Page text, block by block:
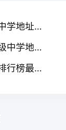
长沙麓谷高级中学地址在哪？
长沙市芙蓉高级中学地址在哪
长沙复读学校排行榜最新情况（长沙复读学校排行榜最新排名）